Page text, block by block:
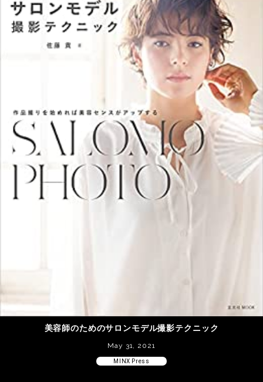
美容師のためのサロンモデル撮影テクニック
May 31, 2021
MINX Press